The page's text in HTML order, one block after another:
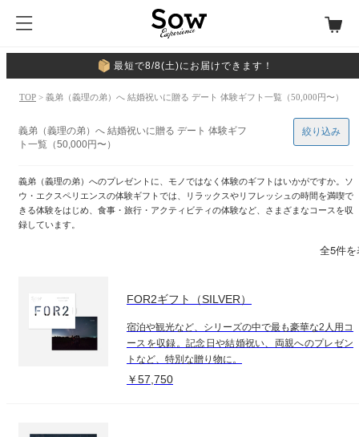
最短で8/8(土)にお届けできます！
TOP > 義弟（義理の弟）へ 結婚祝いに贈る デート 体験ギフト一覧（50,000円〜）
義弟（義理の弟）へ 結婚祝いに贈る デート 体験ギフ
ト一覧（50,000円〜）
義弟（義理の弟）へのプレゼントに、モノではなく体験のギフトはいかがですか。ソ
ウ・エクスペリエンスの体験ギフトでは、リラックスやリフレッシュの時間を満喫で
きる体験をはじめ、食事・旅行・アクティビティの体験など、さまざまなコースを収
録しています。
絞り込み
全5件
FOR2ギフト（SILVER）
宿泊や観光など、シリーズの中で最も豪華な2人用コ
ースを収録。記念日や結婚祝い、両親へのプレゼン
トなど、特別な贈り物に。
￥57,750